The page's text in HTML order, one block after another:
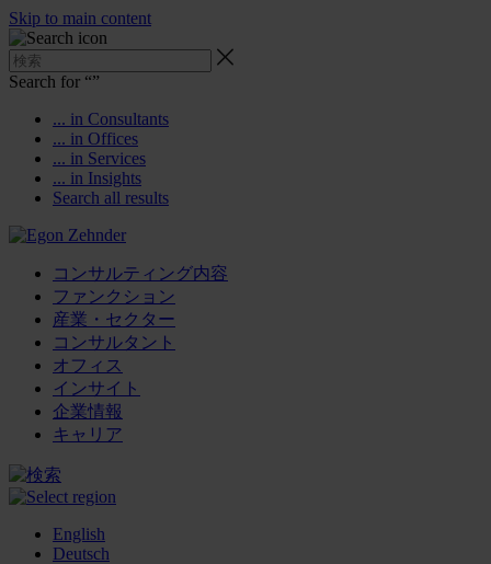
Skip to main content
Search for “”
... in Consultants
... in Offices
... in Services
... in Insights
Search all results
コンサルティング内容
ファンクション
産業・セクター
コンサルタント
オフィス
インサイト
企業情報
キャリア
English
Deutsch